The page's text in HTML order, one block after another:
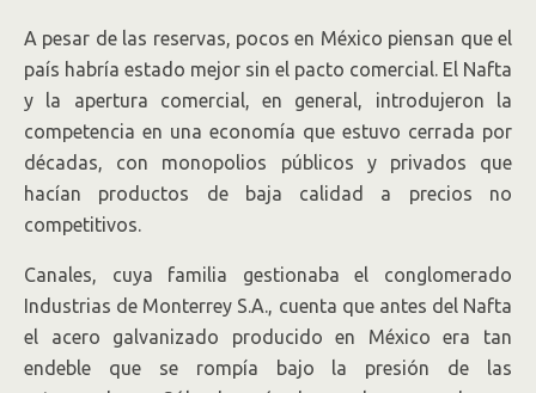
A pesar de las reservas, pocos en México piensan que el
país habría estado mejor sin el pacto comercial. El Nafta
y la apertura comercial, en general, introdujeron la
competencia en una economía que estuvo cerrada por
décadas, con monopolios públicos y privados que
hacían productos de baja calidad a precios no
competitivos.
Canales, cuya familia gestionaba el conglomerado
Industrias de Monterrey S.A., cuenta que antes del Nafta
el acero galvanizado producido en México era tan
endeble que se rompía bajo la presión de las